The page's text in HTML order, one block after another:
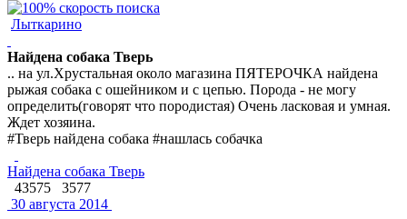
Лыткарино
Найдена собака Тверь
.. на ул.Хрустальная около магазина ПЯТЕРОЧКА найдена
рыжая собака с ошейником и с цепью. Порода - не могу
определить(говорят что породистая) Очень ласковая и умная.
Ждет хозяина.
#Тверь найдена собака #нашлась собачка
Найдена собака Тверь
43575
3577
30 августа 2014